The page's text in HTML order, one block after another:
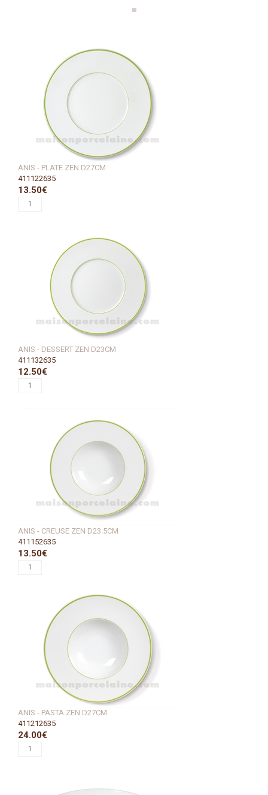
ANIS - PLATE ZEN D27CM
411122635
13.50€
ANIS - DESSERT ZEN D23CM
411132635
12.50€
ANIS - CREUSE ZEN D23.5CM
411152635
13.50€
ANIS - PASTA ZEN D27CM
411212635
24.00€